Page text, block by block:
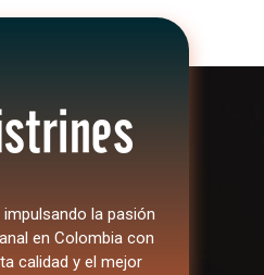
la pasión
en Colombia con
calidad y el mejor